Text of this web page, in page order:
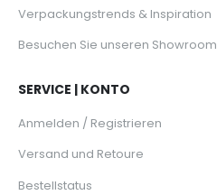
Verpackungstrends & Inspiration
Besuchen Sie unseren Showroom
SERVICE | KONTO
Anmelden / Registrieren
Versand und Retoure
Bestellstatus